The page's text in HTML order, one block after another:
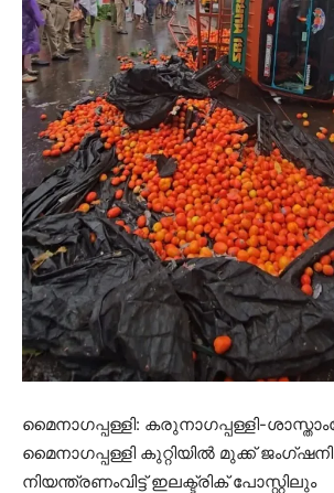
മൈനാഗപ്പള്ളി: കരുനാഗപ്പള്ളി-
മൈനാഗപ്പള്ളി കുറ്റിയിൽ മുക്ക്
നിയന്ത്രണംവിട്ട് ഇലക്ട്രിക് പോസ്റ്റിലും